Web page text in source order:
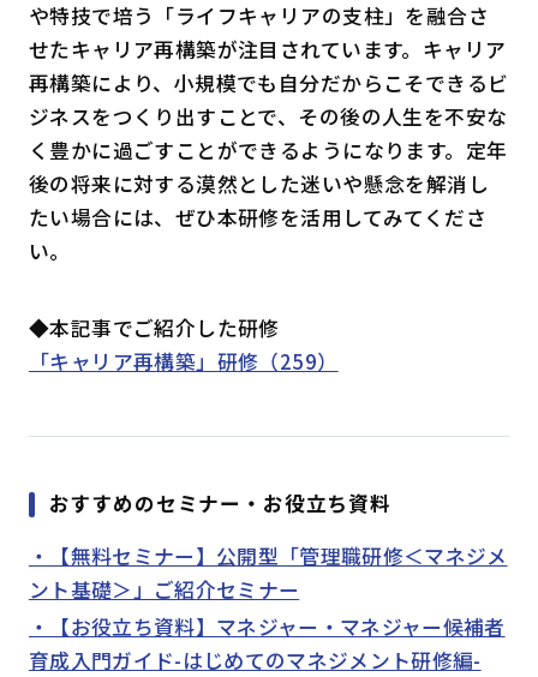
や特技で培う「ライフキャリアの支柱」を融合さ
せたキャリア再構築が注目されています。キャリア
再構築により、小規模でも自分だからこそできるビ
ジネスをつくり出すことで、その後の人生を不安な
く豊かに過ごすことができるようになります。定年
後の将来に対する漠然とした迷いや懸念を解消し
たい場合には、ぜひ本研修を活用してみてくださ
い。
◆本記事でご紹介した研修
「キャリア再構築」研修（259）
おすすめのセミナー・お役立ち資料
・【無料セミナー】公開型「管理職研修＜マネジメ
ント基礎＞」ご紹介セミナー
・【お役立ち資料】マネジャー・マネジャー候補者
育成入門ガイド-はじめてのマネジメント研修編-